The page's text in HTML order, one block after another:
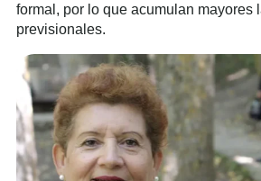
formal, por lo que acumulan mayores
previsionales.